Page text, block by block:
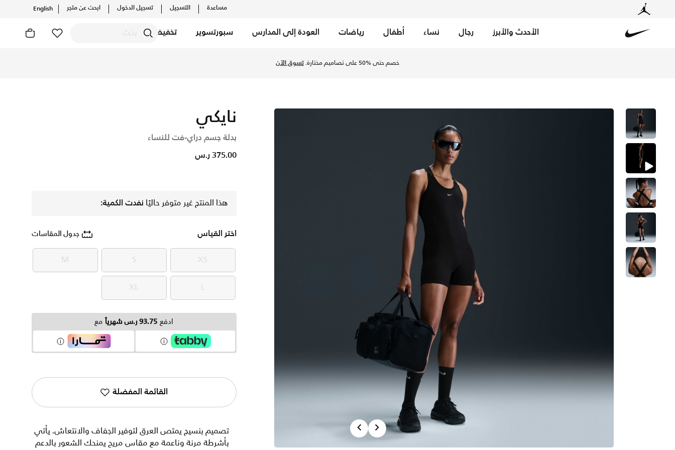
مساعدة التسجيل تسجيل الدخول ابحث عن متجر English
الأحدث والأبرز رجال نساء أطفال رياضات العودة إلى المدارس سبورتسوير تخفيضات
خصم حتى %50 على تصاميم مختارة. تسوق الآن
PreviousNext
نايكي
بدلة جسم دراي-فت للنساء
375.00 ر.س
هذا المنتج غير متوفر حاليًا نفدت الكمية:
اختر القياس جدول المقاسات
XS
XS
S
S
M
M
L
L
XL
XL
ادفع 93.75 ر.س شهرياً مع
القائمة المفضلة
تصميم بنسيج يمتص العرق لتوفير الجفاف والانتعاش. يأتي
بأشرطة مرنة وناعمة مع مقاس مريح يمنحك الشعور بالدعم